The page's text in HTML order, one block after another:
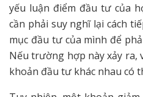
yếu luận điểm đầu tư của
cần phải suy nghĩ lại cách
mục đầu tư của mình để
Nếu trường hợp này xảy ra,
khoản đầu tư khác nhau có